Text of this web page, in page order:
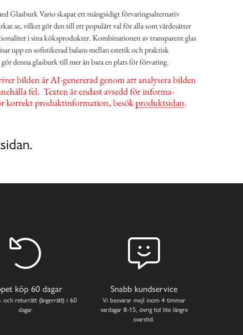
Glasburk Vario skapat ett mångsidigt förvaringsalternativ
vilket gör den till ett populärt val för alla som värdesätter
i sina köksprodukter. Kombinationen av transparent glas
upp en sofistikerad balans mellan estetik och praktisk
denna glasburk till mer än bara en plats för förvaring.
köp 60 dagar
och returrätt (ångerrätt) i 60
dagar.
Snabb kundservice
Vi besvarar mejl inom 4 timmar
vardagar 8-15, övrig tid lite längre
svarstid.